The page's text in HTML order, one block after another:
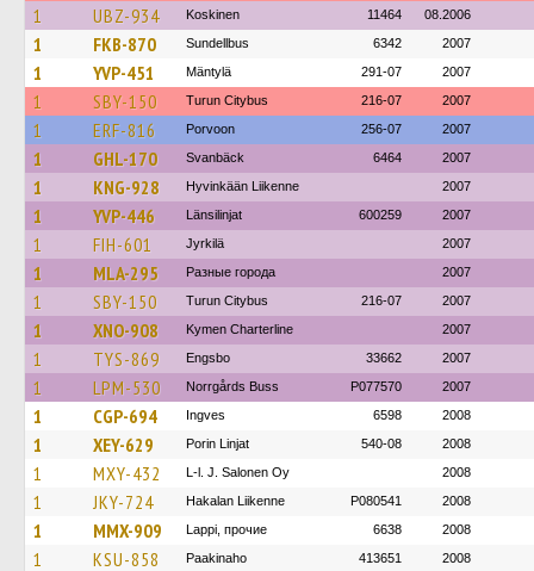
1 UBZ-934 Koskinen 11464 08.2006
1 FKB-870 Sundellbus 6342 2007
1 YVP-451 Mäntylä 291-07 2007
1 SBY-150 Turun Citybus 216-07 2007
1 ERF-816 Porvoon 256-07 2007
1 GHL-170 Svanbäck 6464 2007
1 KNG-928 Hyvinkään Liikenne 2007
1 YVP-446 Länsilinjat 600259 2007
1 FIH-601 Jyrkilä 2007
1 MLA-295 Разные города 2007
1 SBY-150 Turun Citybus 216-07 2007
1 XNO-908 Kymen Charterline 2007
1 TYS-869 Engsbo 33662 2007
1 LPM-530 Norrgårds Buss P077570 2007
1 CGP-694 Ingves 6598 2008
1 XEY-629 Porin Linjat 540-08 2008
1 MXY-432 L-l. J. Salonen Oy 2008
1 JKY-724 Hakalan Liikenne P080541 2008
1 MMX-909 Lappi, прочие 6638 2008
1 KSU-858 Paakinaho 413651 2008